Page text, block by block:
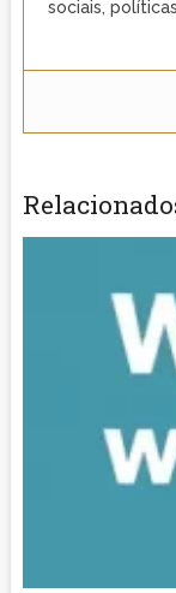
sociais,